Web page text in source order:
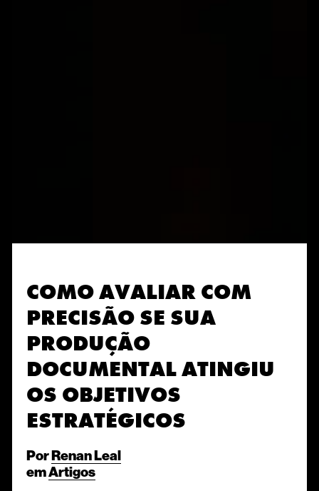
COMO AVALIAR COM
PRECISÃO SE SUA
PRODUÇÃO
DOCUMENTAL ATINGIU
OS OBJETIVOS
ESTRATÉGICOS
PorRenan Leal
emArtigos